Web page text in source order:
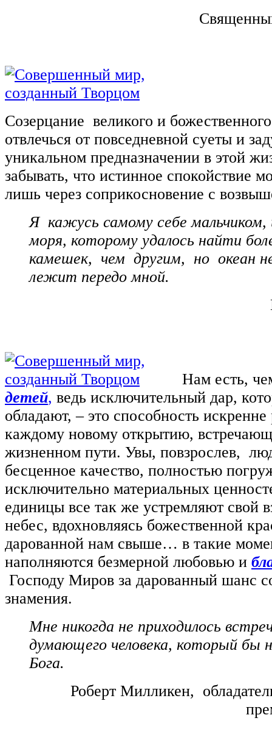
Созерцание великого и божественного
отвлечься от повседневной суеты и
уникальном предназначении в этой
забывать, что истинное спокойствие
лишь через соприкосновение с
Я кажусь самому себе
моря, которому удалось найти
камешек, чем другим, но океан
лежит передо мной.
Нам есть,
детей, ведь исключительный дар,
обладают, ‒ это способность искренне
каждому новому открытию,
жизненном пути. Увы, повзрослев,
бесценное качество, полностью
исключительно материальных
единицы все так же устремляют свой
небес, вдохновляясь божественной
дарованной нам свыше… в такие
наполняются безмерной любовью и
Господу Миров за дарованный шанс
знамения.
Мне никогда не приходилось
думающего человека, который бы
Бога.
Роберт Милликен,